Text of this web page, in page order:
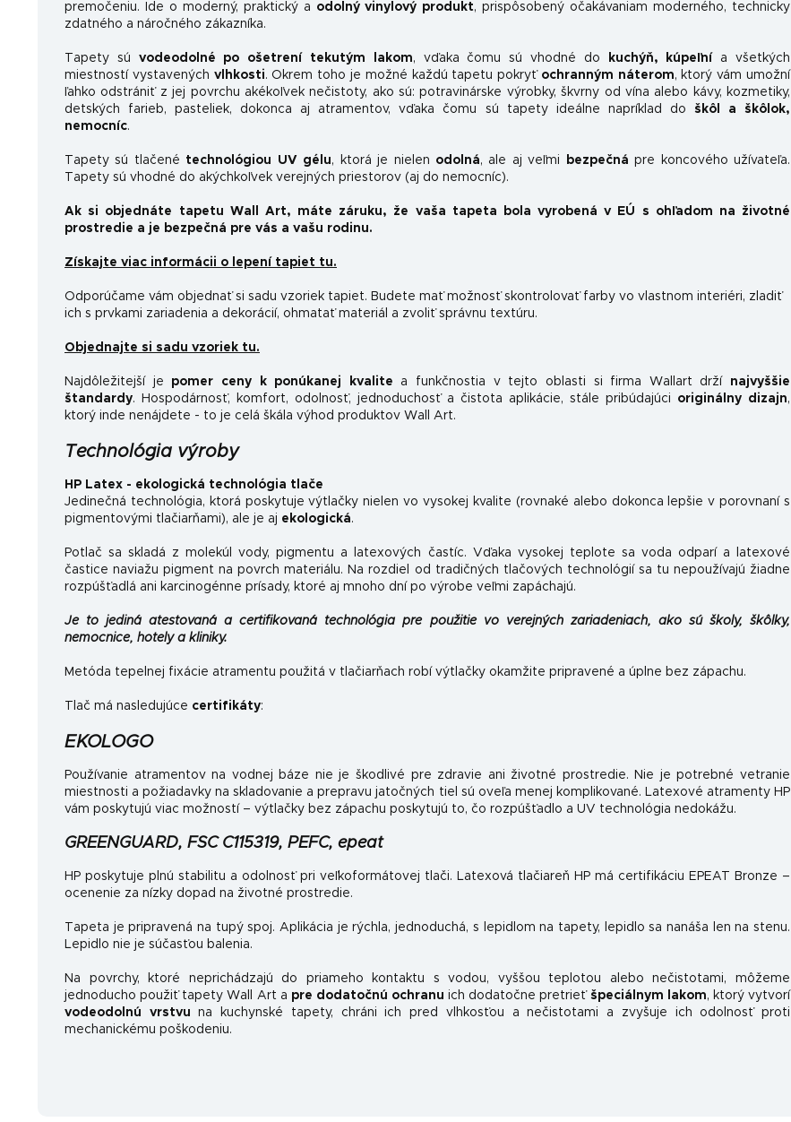
premočeniu. Ide o moderný, praktický a odolný vinylový produkt, prispôsobený očakávaniam moderného, ​​technicky
zdatného a náročného zákazníka.
Tapety sú vodeodolné po ošetrení tekutým lakom, vďaka čomu sú vhodné do kuchýň, kúpeľní
a všetkých
miestností vystavených vlhkosti. Okrem toho je možné každú tapetu pokryť ochranným náterom, ktorý vám umožní
ľahko odstrániť z jej povrchu akékoľvek nečistoty, ako sú: potravinárske výrobky, škvrny od vína alebo kávy, kozmetiky,
detských farieb, pasteliek, dokonca aj atramentov, vďaka čomu sú tapety ideálne napríklad do škôl a škôlok,
nemocníc.
Tapety sú tlačené technológiou UV gélu, ktorá je nielen odolná, ale aj veľmi bezpečná pre koncového užívateľa.
Tapety sú vhodné do akýchkoľvek verejných priestorov (aj do nemocníc).
Ak si objednáte tapetu Wall Art, máte záruku, že vaša tapeta bola vyrobená v EÚ s ohľadom na životné
prostredie a je bezpečná pre vás a vašu rodinu.
Získajte viac informácii o lepení tapiet tu.
Odporúčame vám objednať si sadu vzoriek tapiet. Budete mať možnosť skontrolovať farby vo vlastnom interiéri, zladiť
ich s prvkami zariadenia a dekorácií, ohmatať materiál a zvoliť správnu textúru.
Objednajte si sadu vzoriek tu.
Najdôležitejší je pomer ceny k ponúkanej kvalite a funkčnostia v tejto oblasti si firma Wallart drží najvyššie
štandardy. Hospodárnosť, komfort, odolnosť, jednoduchosť a čistota aplikácie, stále pribúdajúci originálny dizajn,
ktorý inde nenájdete - to je celá škála výhod produktov Wall Art.
Technológia výroby
HP Latex - ekologická technológia tlače
Jedinečná technológia, ktorá poskytuje výtlačky nielen vo vysokej kvalite (rovnaké alebo dokonca lepšie v porovnaní s
pigmentovými tlačiarňami), ale je aj ekologická.
Potlač sa skladá z molekúl vody, pigmentu a latexových častíc. Vďaka vysokej teplote sa voda odparí a latexové
častice naviažu pigment na povrch materiálu. Na rozdiel od tradičných tlačových technológií sa tu nepoužívajú žiadne
rozpúšťadlá ani karcinogénne prísady, ktoré aj mnoho dní po výrobe veľmi zapáchajú.
Je to jediná atestovaná a certifikovaná technológia pre použitie vo verejných zariadeniach, ako sú školy, škôlky,
nemocnice, hotely a kliniky.
Metóda tepelnej fixácie atramentu použitá v tlačiarňach robí výtlačky okamžite pripravené a úplne bez zápachu.
Tlač má nasledujúce certifikáty:
EKOLOGO
Používanie atramentov na vodnej báze nie je škodlivé pre zdravie ani životné prostredie. Nie je potrebné vetranie
miestnosti a požiadavky na skladovanie a prepravu jatočných tiel sú oveľa menej komplikované. Latexové atramenty HP
vám poskytujú viac možností – výtlačky bez zápachu poskytujú to, čo rozpúšťadlo a UV technológia nedokážu.
GREENGUARD, FSC C115319, PEFC, epeat
HP poskytuje plnú stabilitu a odolnosť pri veľkoformátovej tlači. Latexová tlačiareň HP má certifikáciu EPEAT Bronze –
ocenenie za nízky dopad na životné prostredie.
Tapeta je pripravená na tupý spoj. Aplikácia je rýchla, jednoduchá, s lepidlom na tapety, lepidlo sa nanáša len na stenu.
Lepidlo nie je súčasťou balenia.
Na povrchy, ktoré neprichádzajú do priameho kontaktu s vodou, vyššou teplotou alebo nečistotami, môžeme
jednoducho použiť tapety Wall Art a pre dodatočnú ochranu ich dodatočne pretrieť špeciálnym lakom, ktorý vytvorí
vodeodolnú vrstvu na kuchynské tapety, chráni ich pred vlhkosťou a nečistotami a zvyšuje ich odolnosť proti
mechanickému poškodeniu.